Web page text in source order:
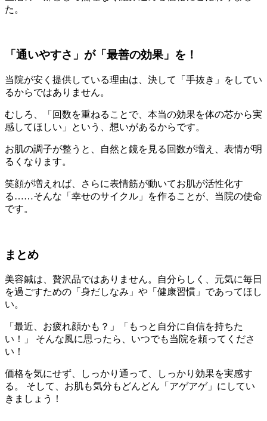
た。
「通いやすさ」が「最善の効果」を！
当院が安く提供している理由は、決して「手抜き」をしてい
るからではありません。
むしろ、「回数を重ねることで、本当の効果を体の芯から実
感してほしい」という、想いがあるからです。
お肌の調子が整うと、自然と鏡を見る回数が増え、表情が明
るくなります。
笑顔が増えれば、さらに表情筋が動いてお肌が活性化す
る……そんな「幸せのサイクル」を作ることが、当院の使命
です。
まとめ
美容鍼は、贅沢品ではありません。自分らしく、元気に毎日
を過ごすための「身だしなみ」や「健康習慣」であってほし
い。
「最近、お疲れ顔かも？」「もっと自分に自信を持ちた
い！」 そんな風に思ったら、いつでも当院を頼ってくださ
い！
価格を気にせず、しっかり通って、しっかり効果を実感す
る。 そして、お肌も気分もどんどん「アゲアゲ」にしてい
きましょう！